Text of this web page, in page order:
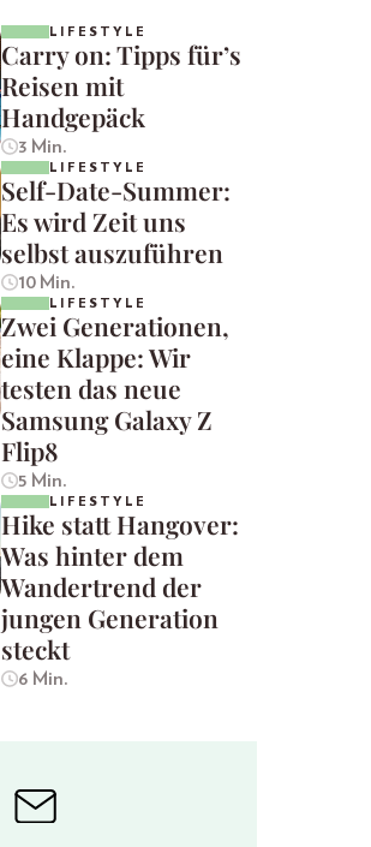
LIFESTYLE
Carry on: Tipps für’s
Reisen mit
Handgepäck
3 Min.
LIFESTYLE
Self-Date-Summer:
Es wird Zeit uns
selbst auszuführen
10 Min.
LIFESTYLE
Zwei Generationen,
eine Klappe: Wir
testen das neue
Samsung Galaxy Z
Flip8
5 Min.
LIFESTYLE
Hike statt Hangover:
Was hinter dem
Wandertrend der
jungen Generation
steckt
6 Min.